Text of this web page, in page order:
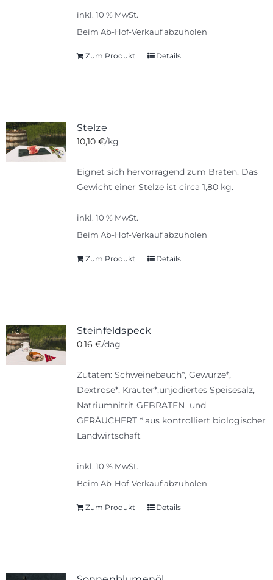
inkl. 10 % MwSt.
Beim Ab-Hof-Verkauf abzuholen
Zum Produkt Details
Stelze
10,10 €/kg
Eignet sich hervorragend zum Braten. Das
Gewicht einer Stelze ist circa 1,80 kg.
inkl. 10 % MwSt.
Beim Ab-Hof-Verkauf abzuholen
Zum Produkt Details
Steinfeldspeck
0,16 €/dag
Zutaten: Schweinebauch*, Gewürze*,
Dextrose*, Kräuter*,unjodiertes Speisesalz,
Natriumnitrit GEBRATEN und
GERÄUCHERT * aus kontrolliert biologischer
Landwirtschaft
inkl. 10 % MwSt.
Beim Ab-Hof-Verkauf abzuholen
Zum Produkt Details